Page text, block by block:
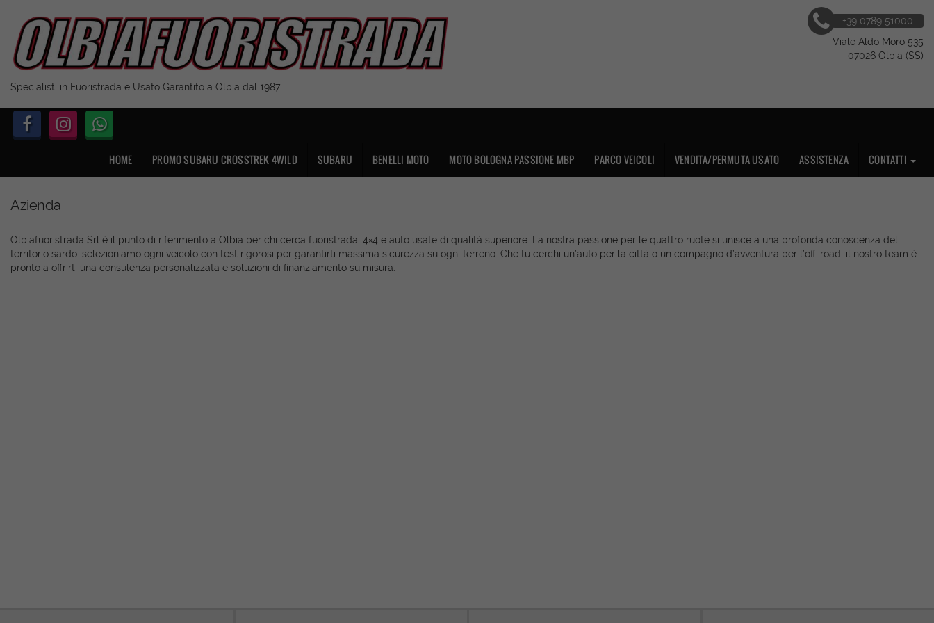
Specialisti in Fuoristrada e Usato Garantito a Olbia dal 1987.
+39 0789 51000
Viale Aldo Moro 535
07026 Olbia (SS)
HOME PROMO SUBARU CROSSTREK 4WILD SUBARU BENELLI MOTO MOTO BOLOGNA PASSIONE MBP PARCO VEICOLI VENDITA/PERMUTA USATO ASSISTENZA CONTATTI
Azienda
Olbiafuoristrada Srl è il punto di riferimento a Olbia per chi cerca fuoristrada, 4×4 e auto usate di qualità superiore. La nostra passione per le quattro ruote si unisce a una profonda conoscenza del
territorio sardo: selezioniamo ogni veicolo con test rigorosi per garantirti massima sicurezza su ogni terreno. Che tu cerchi un’auto per la città o un compagno d’avventura per l’off-road, il nostro team è
pronto a offrirti una consulenza personalizzata e soluzioni di finanziamento su misura.